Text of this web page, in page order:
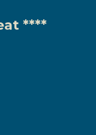
****